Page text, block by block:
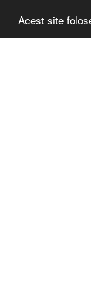
Acest site